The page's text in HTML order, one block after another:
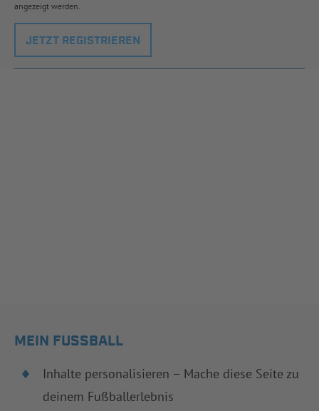
angezeigt werden.
JETZT REGISTRIEREN
MEIN FUSSBALL
Inhalte personalisieren – Mache diese Seite zu
deinem Fußballerlebnis